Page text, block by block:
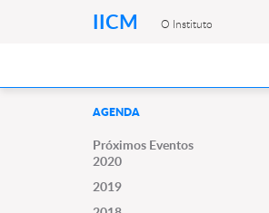
IICM O Instituto
AGENDA
Próximos Eventos
2020
2019